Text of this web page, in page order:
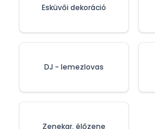
Esküvői dekoráció
DJ - lemezlovas
Zenekar, élőzene